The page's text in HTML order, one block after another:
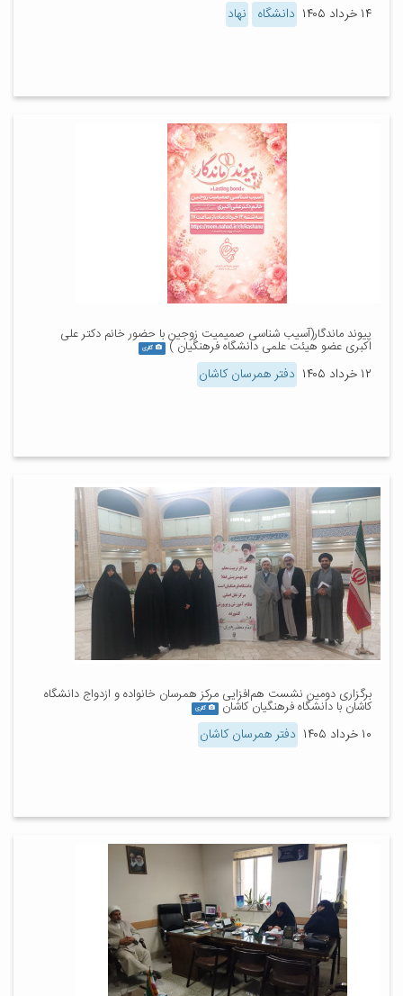
۱۴ خرداد ۱۴۰۵ دانشگاه نهاد
پیوند ماندگار(آسیب شناسی صمیمیت زوجین با حضور خانم دکتر علی
اکبری عضو هیئت علمی دانشگاه فرهنگیان ) گالری
۱۲ خرداد ۱۴۰۵ دفتر همرسان کاشان
برگزاری دومین نشست هم‌افزایی مرکز همرسان خانواده و ازدواج دانشگاه
کاشان با دانشگاه فرهنگیان کاشان گالری
۱۰ خرداد ۱۴۰۵ دفتر همرسان کاشان